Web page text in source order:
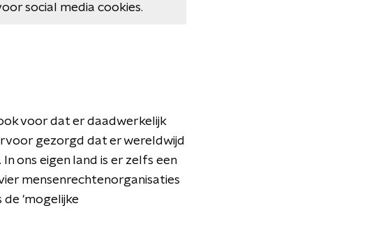
social media cookies.
voor dat er daadwerkelijk
gezorgd dat er wereldwijd
ons eigen land is er zelfs een
mensenrechtenorganisaties
de 'mogelijke